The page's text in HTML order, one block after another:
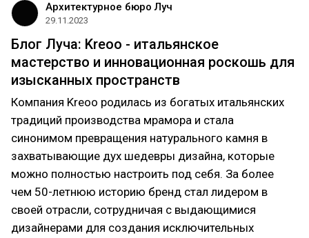
Архитектурное бюро Луч
29.11.2023
Блог Луча: Kreoo - итальянское
мастерство и инновационная роскошь для
изысканных пространств
Компания Kreoo родилась из богатых итальянских
традиций производства мрамора и стала
синонимом превращения натурального камня в
захватывающие дух шедевры дизайна, которые
можно полностью настроить под себя. За более
чем 50-летнюю историю бренд стал лидером в
своей отрасли, сотрудничая с выдающимися
дизайнерами для создания исключительных